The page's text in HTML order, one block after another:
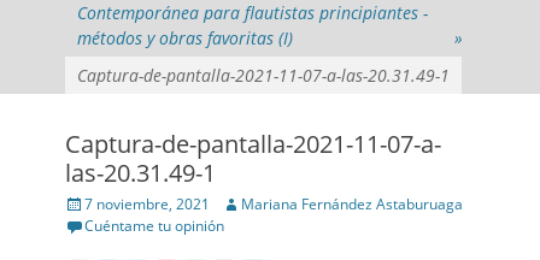
Contemporánea para flautistas principiantes -
métodos y obras favoritas (I)
»
Captura-de-pantalla-2021-11-07-a-las-20.31.49-1
Captura-de-pantalla-2021-11-07-a-
las-20.31.49-1
Posted
on
7 noviembre, 2021 Author
Mariana Fernández Astaburuaga
Cuéntame tu opinión